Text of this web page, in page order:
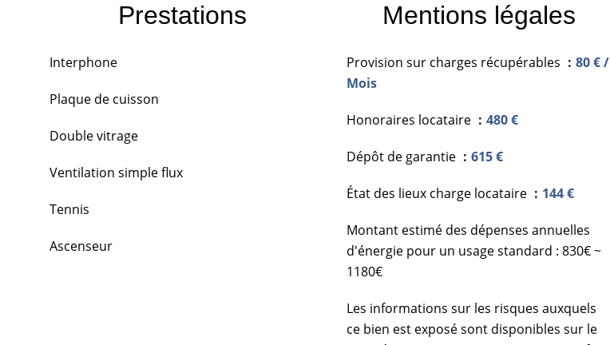
Prestations
Interphone
Plaque de cuisson
Double vitrage
Ventilation simple flux
Tennis
Ascenseur
Mentions légales
Provision sur charges récupérables
80 € /
Mois
Honoraires locataire 480 €
Dépôt de garantie 615 €
État des lieux charge locataire 144 €
Montant estimé des dépenses annuelles
d'énergie pour un usage standard : 830€ ~
1180€
Les informations sur les risques auxquels
ce bien est exposé sont disponibles sur le